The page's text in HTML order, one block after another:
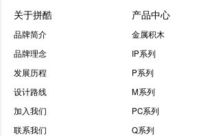
关于拼酷
品牌简介
品牌理念
发展历程
设计路线
加入我们
联系我们
产品中心
金属积木
IP系列
P系列
M系列
PC系列
Q系列